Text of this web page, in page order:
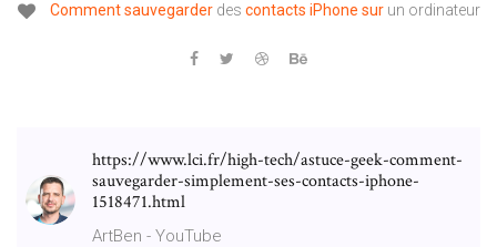
Comment sauvegarderdes contacts iPhone surun ordinateur
https://www.lci.fr/high-tech/astuce-geek-comment-
sauvegarder-simplement-ses-contacts-iphone-
1518471.html
ArtBen - YouTube